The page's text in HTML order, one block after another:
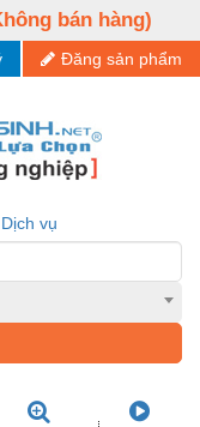
bán hàng)
Đăng sản phẩm
Dịch vụ